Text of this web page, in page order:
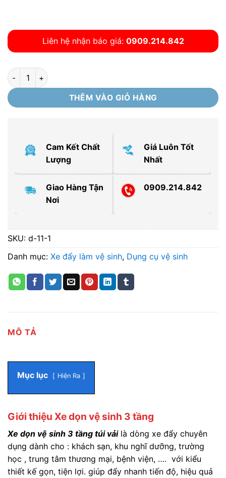
Liên hệ nhận báo giá: 0909.214.842
Xe dọn vệ sinh 3 tầng túi vải D11-1 số lượng
THÊM VÀO GIỎ HÀNG
Cam Kết Chất
Lượng
Giá Luôn Tốt
Nhất
Giao Hàng Tận
Nơi
0909.214.842
SKU: d-11-1
Danh mục: Xe đẩy làm vệ sinh, Dụng cụ vệ sinh
MÔ TẢ
Mục lục Hiện Ra
Giới thiệu Xe dọn vệ sinh 3 tầng
Xe dọn vệ sinh 3 tầng túi vải là dòng xe đẩy chuyên
dụng dành cho : khách sạn, khu nghĩ dưỡng, trường
học , trung tâm thương mại, bệnh viện, …. với kiểu
thiết kế gọn, tiện lợi. giúp đẩy nhanh tiến độ, hiệu quả